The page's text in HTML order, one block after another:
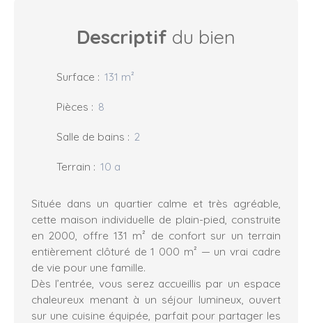
Descriptif du bien
Surface : 131 m²
Pièces : 8
Salle de bains : 2
Terrain : 10 a
Située dans un quartier calme et très agréable,
cette maison individuelle de plain-pied, construite
en 2000, offre 131 m² de confort sur un terrain
entièrement clôturé de 1 000 m² — un vrai cadre
de vie pour une famille.
Dès l’entrée, vous serez accueillis par un espace
chaleureux menant à un séjour lumineux, ouvert
sur une cuisine équipée, parfait pour partager les